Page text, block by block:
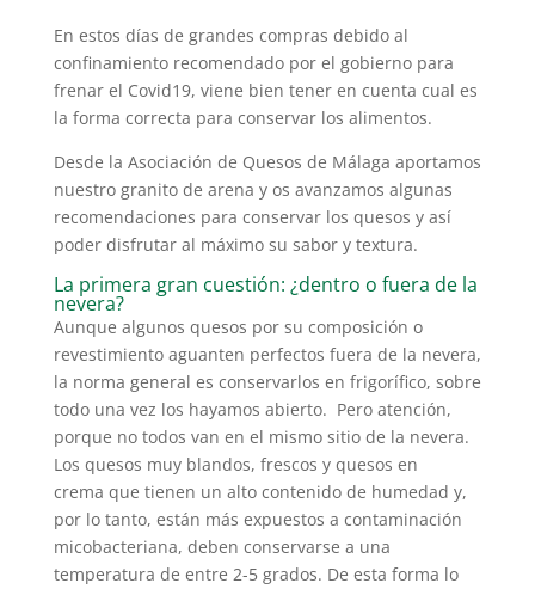
En estos días de grandes compras debido al
confinamiento recomendado por el gobierno para
frenar el Covid19, viene bien tener en cuenta cual es
la forma correcta para conservar los alimentos.
Desde la Asociación de Quesos de Málaga aportamos
nuestro granito de arena y os avanzamos algunas
recomendaciones para conservar los quesos y así
poder disfrutar al máximo su sabor y textura.
La primera gran cuestión: ¿dentro o fuera de la
nevera?
Aunque algunos quesos por su composición o
revestimiento aguanten perfectos fuera de la nevera,
la norma general es conservarlos en frigorífico, sobre
todo una vez los hayamos abierto. Pero atención,
porque no todos van en el mismo sitio de la nevera.
Los quesos muy blandos, frescos y quesos en
crema que tienen un alto contenido de humedad y,
por lo tanto, están más expuestos a contaminación
micobacteriana, deben conservarse a una
temperatura de entre 2-5 grados. De esta forma lo